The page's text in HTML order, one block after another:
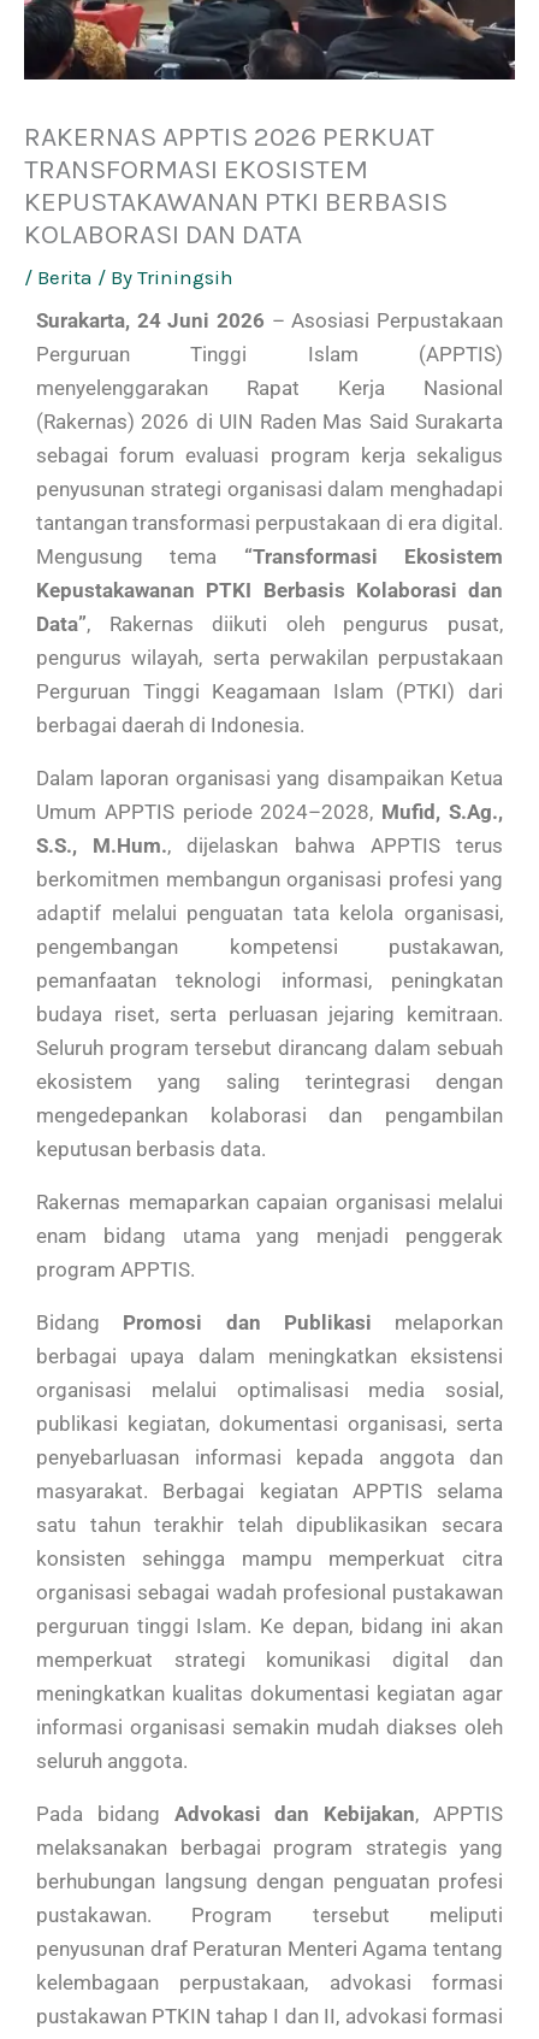
RAKERNAS APPTIS 2026 PERKUAT
TRANSFORMASI EKOSISTEM
KEPUSTAKAWANAN PTKI BERBASIS
KOLABORASI DAN DATA
/ Berita / By Triningsih
Surakarta, 24 Juni 2026 – Asosiasi Perpustakaan
Perguruan Tinggi Islam (APPTIS)
menyelenggarakan Rapat Kerja Nasional
(Rakernas) 2026 di UIN Raden Mas Said Surakarta
sebagai forum evaluasi program kerja sekaligus
penyusunan strategi organisasi dalam menghadapi
tantangan transformasi perpustakaan di era digital.
Mengusung tema “Transformasi Ekosistem
Kepustakawanan PTKI Berbasis Kolaborasi dan
Data”, Rakernas diikuti oleh pengurus pusat,
pengurus wilayah, serta perwakilan perpustakaan
Perguruan Tinggi Keagamaan Islam (PTKI) dari
berbagai daerah di Indonesia.
Dalam laporan organisasi yang disampaikan Ketua
Umum APPTIS periode 2024–2028, Mufid, S.Ag.,
S.S., M.Hum., dijelaskan bahwa APPTIS terus
berkomitmen membangun organisasi profesi yang
adaptif melalui penguatan tata kelola organisasi,
pengembangan kompetensi pustakawan,
pemanfaatan teknologi informasi, peningkatan
budaya riset, serta perluasan jejaring kemitraan.
Seluruh program tersebut dirancang dalam sebuah
ekosistem yang saling terintegrasi dengan
mengedepankan kolaborasi dan pengambilan
keputusan berbasis data.
Rakernas memaparkan capaian organisasi melalui
enam bidang utama yang menjadi penggerak
program APPTIS.
Bidang Promosi dan Publikasi melaporkan
berbagai upaya dalam meningkatkan eksistensi
organisasi melalui optimalisasi media sosial,
publikasi kegiatan, dokumentasi organisasi, serta
penyebarluasan informasi kepada anggota dan
masyarakat. Berbagai kegiatan APPTIS selama
satu tahun terakhir telah dipublikasikan secara
konsisten sehingga mampu memperkuat citra
organisasi sebagai wadah profesional pustakawan
perguruan tinggi Islam. Ke depan, bidang ini akan
memperkuat strategi komunikasi digital dan
meningkatkan kualitas dokumentasi kegiatan agar
informasi organisasi semakin mudah diakses oleh
seluruh anggota.
Pada bidang Advokasi dan Kebijakan, APPTIS
melaksanakan berbagai program strategis yang
berhubungan langsung dengan penguatan profesi
pustakawan. Program tersebut meliputi
penyusunan draf Peraturan Menteri Agama tentang
kelembagaan perpustakaan, advokasi formasi
pustakawan PTKIN tahap I dan II, advokasi formasi